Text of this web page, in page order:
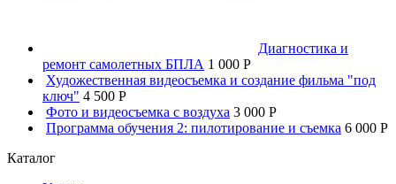
Диагностика и
ремонт самолетных БПЛА 1 000 P
Художественная видеосъемка и создание фильма "под
ключ" 4 500 P
Фото и видеосъемка с воздуха 3 000 P
Программа обучения 2: пилотирование и съемка 6 000 P
Каталог